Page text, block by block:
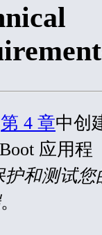
第 4 章中创
应用程
护和测试您
。